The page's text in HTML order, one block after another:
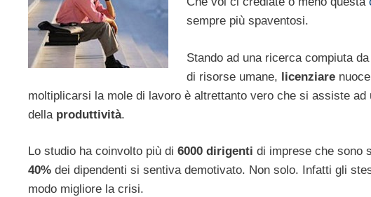
sempre più spaventosi.
Stando ad una ricerca compiuta
di risorse umane, licenziare
moltiplicarsi la mole di lavoro è altrettanto vero che si assiste ad
della produttività.
Lo studio ha coinvolto più di 6000 dirigenti di imprese che sono
40% dei dipendenti si sentiva demotivato. Non solo. Infatti gli
modo migliore la crisi.